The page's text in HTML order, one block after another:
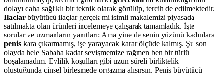
dolayı daha sağlıklı bir teknik olarak görülüp, tercih de edilmektedir.
Ilaclar büyütücü ilaçlar gerçek mi isimli makalemizi piyasada
satılmakta olan ürünleri incelemeye çalışarak tamamladık. İşte
sorular ve uzmanların yanıtları: Ama yine de senin yüzünü kadınlara
penis kara çıkarmamış, işe yarayacak karar ölçüde kalmış. Şu son
olayda hele Sabaha kadar sevişmemize rağmen ben bir türlü
boşalamadım. Evlilik koşulları gibi uzun süreli birliktelik
oluştuğunda cinsel birleşmede orgazma alışırsın. Penis büyütücü